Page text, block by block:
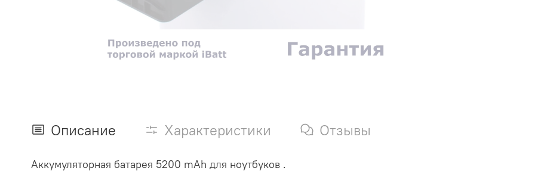
Описание Характеристики Отзывы
Аккумуляторная батарея 5200 mAh для ноутбуков .